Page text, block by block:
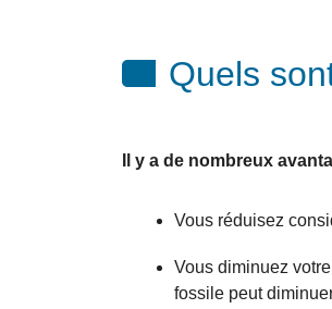
Quels
Il y a de nombreux
Vous réduisez
Vous diminuez
fossile peut